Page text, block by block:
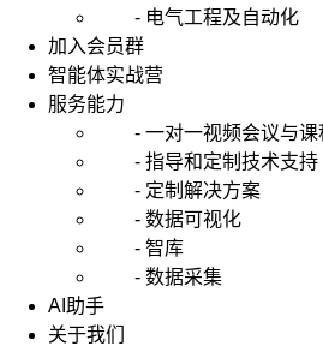
- 电气工程及自动化
加入会员群
智能体实战营
服务能力
- 一对一视频会议与课
- 指导和定制技术支持
- 定制解决方案
- 数据可视化
- 智库
- 数据采集
AI助手
关于我们